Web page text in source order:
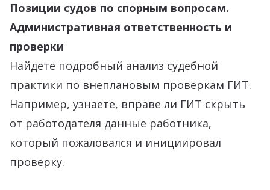
Позиции судов по спорным вопросам.
Административная ответственность и
проверки
Найдете подробный анализ судебной
практики по внеплановым проверкам ГИТ.
Например, узнаете, вправе ли ГИТ скрыть
от работодателя данные работника,
который пожаловался и инициировал
проверку.